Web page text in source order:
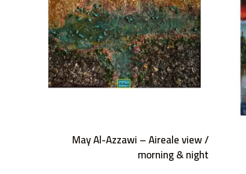
May Al-Azzawi – Aireale view /
morning & night